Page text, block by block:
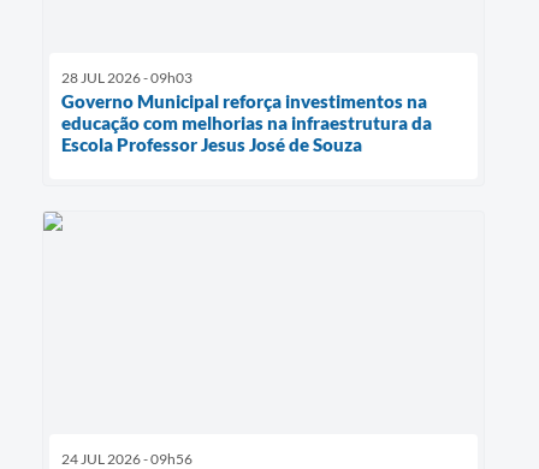
28 JUL 2026 - 09h03
Governo Municipal reforça investimentos na
educação com melhorias na infraestrutura da
Escola Professor Jesus José de Souza
24 JUL 2026 - 09h56